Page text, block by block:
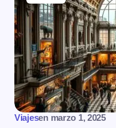
Viajesen marzo 1, 2025